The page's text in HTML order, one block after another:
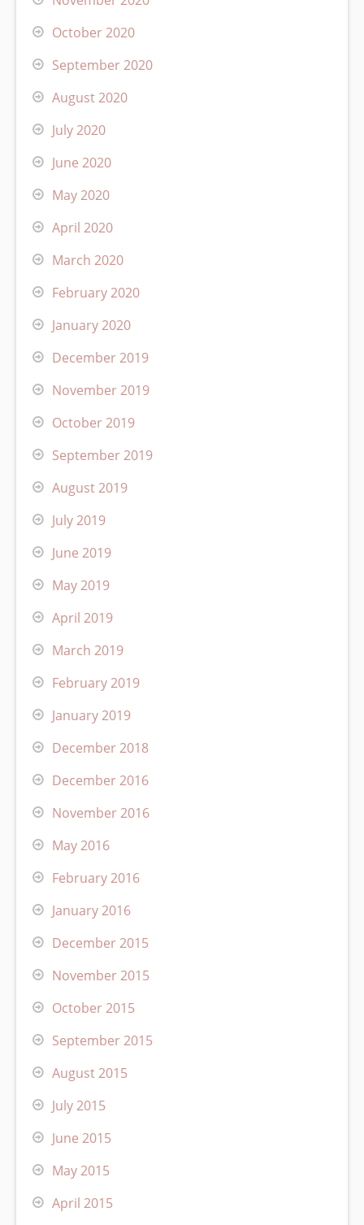
October 2020
September 2020
August 2020
July 2020
June 2020
May 2020
April 2020
March 2020
February 2020
January 2020
December 2019
November 2019
October 2019
September 2019
August 2019
July 2019
June 2019
May 2019
April 2019
March 2019
February 2019
January 2019
December 2018
December 2016
November 2016
May 2016
February 2016
January 2016
December 2015
November 2015
October 2015
September 2015
August 2015
July 2015
June 2015
May 2015
April 2015